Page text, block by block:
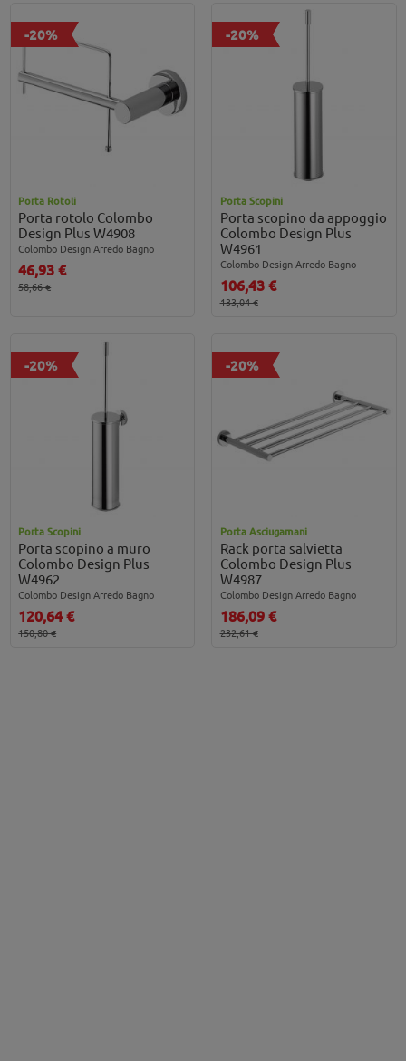
-20%
Porta Rotoli
Porta rotolo Colombo
Design Plus W4908
Colombo Design Arredo Bagno
46,93 €
58,66 €
-20%
Porta Scopini
Porta scopino da appoggio
Colombo Design Plus
W4961
Colombo Design Arredo Bagno
106,43 €
133,04 €
-20%
Porta Scopini
Porta scopino a muro
Colombo Design Plus
W4962
Colombo Design Arredo Bagno
120,64 €
150,80 €
-20%
Porta Asciugamani
Rack porta salvietta
Colombo Design Plus
W4987
Colombo Design Arredo Bagno
186,09 €
232,61 €